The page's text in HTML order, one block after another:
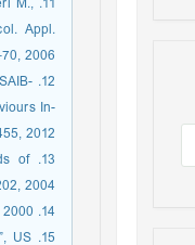
Appl.
2006.
In-
2012.
of
2004.
14. Brodbeck K.J., Gaynor-Duarte A.T., Shen T., “Gel Composition and Methods”, US Patent 6,130,200, 2000.
US